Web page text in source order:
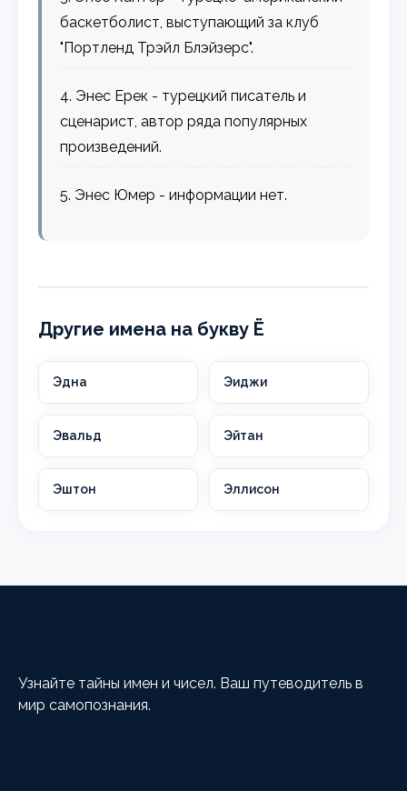
баскетболист, выступающий за клуб
"Портленд Трэйл Блэйзерс".
4. Энес Ерек - турецкий писатель и
сценарист, автор ряда популярных
произведений.
5. Энес Юмер - информации нет.
Другие имена на букву Ё
Эдна Эиджи
Эвальд Эйтан
Эштон Эллисон
Узнайте тайны имен и чисел. Ваш путеводитель в
мир самопознания.